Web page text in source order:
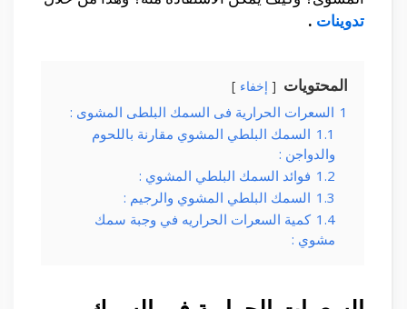
تدوينات .
المحتويات إخفاء
1 السعرات الحرارية فى السمك البلطى المشوى :
1.1 السمك البلطي المشوي مقارنة باللحوم
والدواجن :
1.2 فوائد السمك البلطي المشوي :
1.3 السمك البلطي المشوي والرجيم :
1.4 كمية السعرات الحراريه في وجبة سمك
مشوي :